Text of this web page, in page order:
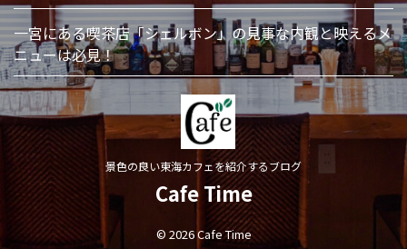
一宮にある喫茶店「シェルボン」の見事な内観と映えるメ
ニューは必見！
景色の良い東海カフェを紹介するブログ
Cafe Time
© 2026 Cafe Time